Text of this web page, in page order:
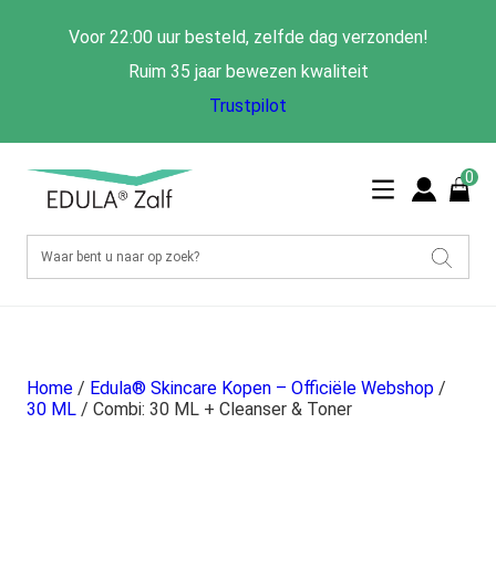
Voor 22:00 uur besteld, zelfde dag verzonden!
Ruim 35 jaar bewezen kwaliteit
Trustpilot
0
Home / Edula® Skincare Kopen – Officiële Webshop /
30 ML / Combi: 30 ML + Cleanser & Toner